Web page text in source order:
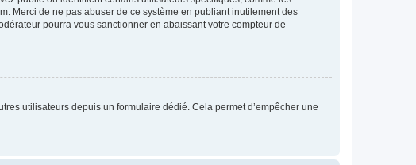
Merci de ne pas abuser de ce système en publiant inutilement des
pourra vous sanctionner en abaissant votre compteur de
utilisateurs depuis un formulaire dédié. Cela permet d’empêcher une